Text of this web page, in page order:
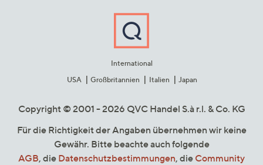
International
USA
Großbritannien Italien Japan
Copyright © 2001 - 2026 QVC Handel S.à r.l. & Co. KG
Für die Richtigkeit der Angaben übernehmen wir keine
Gewähr. Bitte beachte auch folgende
AGB, die Datenschutzbestimmungen, die Community